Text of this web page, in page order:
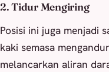
2. Tidur Mengiring
Posisi ini juga menjadi
kaki semasa
melancarkan aliran